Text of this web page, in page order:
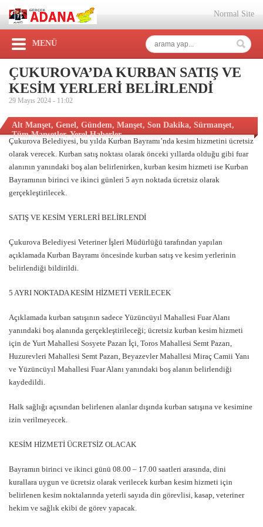
Normal Site
MENÜ
ÇUKUROVA’DA KURBAN SATIŞ VE
KESİM YERLERİ BELİRLENDİ
29 Mayıs 2024 - 11:02
Alt Manşet, Genel, Gündem, Manşet, Son Dakika, Sürmanşet,
Tüm Manşetler,Yerel Haberler
Çukurova Belediyesi, bu yılda Kurban Bayramı’nda kesim hizmetini ücretsiz
olarak verecek. Kurban satış noktası olarak önceki yıllarda olduğu gibi fuar
alanının yanındaki boş alan belirlenirken, kurban kesim hizmeti ise Kurban
Bayramının birinci ve ikinci günleri 5 ayrı noktada ücretsiz olarak
gerçekleştirilecek.
SATIŞ VE KESİM YERLERİ BELİRLENDİ
Çukurova Belediyesi Veteriner İşleri Müdürlüğü tarafından yapılan
açıklamada Kurban Bayramı öncesinde kurban satış ve kesim yerlerinin
belirlendiği bildirildi.
5 AYRI NOKTADA KESİM HİZMETİ VERİLECEK
Açıklamada kurban satışının sadece Yüzüncüyıl Mahallesi Fuar Alanı
yanındaki boş alanında gerçekleştirileceği; ücretsiz kurban kesim hizmeti
için de Yurt Mahallesi Sosyete Pazarı İçi, Toros Mahallesi Semt Pazarı,
Huzurevleri Mahallesi Semt Pazarı, Beyazevler Mahallesi Miraç Camii Yanı
ve Yüzüncüyıl Mahallesi Fuar Alanı yanındaki boş alanın belirlendiği
kaydedildi.
Halk sağlığı açısından belirlenen alanlar dışında kurban satışına ve kesimine
izin verilmeyecek.
KESİM HİZMETİ ÜCRETSİZ OLACAK
Bayramın birinci ve ikinci günü 08.00 – 17.00 saatleri arasında, dini
kurallara uygun ve ücretsiz olarak verilecek kurban kesim hizmeti için
belirlenen kesim noktalarında yeterli sayıda din görevlisi, kasap, veteriner
hekim ve sağlık ekibi de görev yapacak.